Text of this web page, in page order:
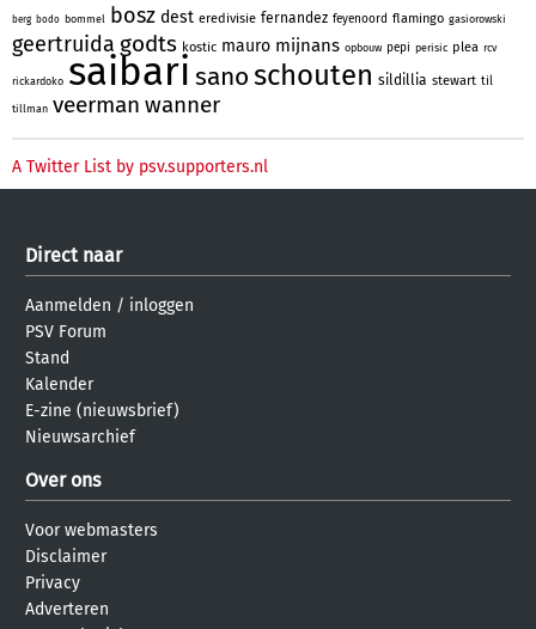
berg bodo bommel bosz dest eredivisie fernandez feyenoord flamingo gasiorowski
geertruida godts kostic mauro mijnans opbouw pepi perisic plea rcv
rickardoko saibari sanoschouten sildillia stewart til
tillman veerman wanner
A Twitter List by psv.supporters.nl
Direct naar
Aanmelden / inloggen
PSV Forum
Stand
Kalender
E-zine (nieuwsbrief)
Nieuwsarchief
Over ons
Voor webmasters
Disclaimer
Privacy
Adverteren